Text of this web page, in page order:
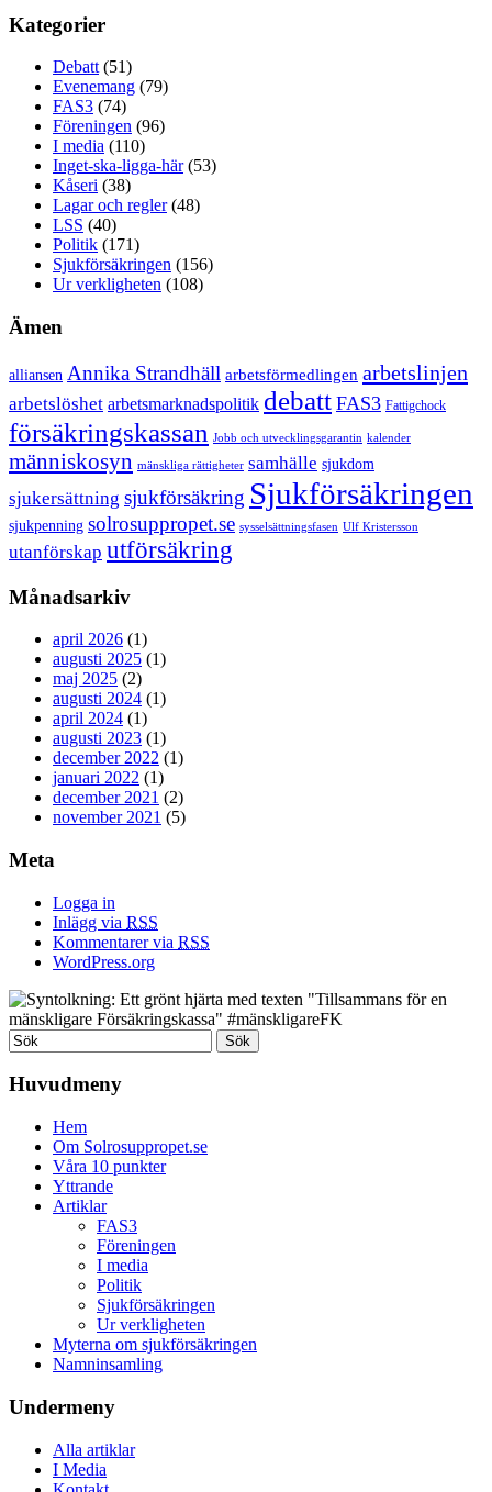
Kategorier
Debatt(51)
Evenemang (79)
FAS3 (74)
Föreningen (96)
I media (110)
Inget-ska-ligga-här(53)
Kåseri (38)
Lagar och regler(48)
LSS (40)
Politik (171)
Sjukförsäkringen (156)
Ur verkligheten (108)
Ämen
alliansen Annika Strandhäll arbetsförmedlingen arbetslinjen
arbetslöshet arbetsmarknadspolitik debatt FAS3 Fattigchock
försäkringskassan Jobb och utvecklingsgarantin kalender
människosyn mänskliga rättigheter samhälle sjukdom
sjukersättning sjukförsäkring Sjukförsäkringen
sjukpenning solrosuppropet.se sysselsättningsfasen Ulf Kristersson
utanförskap utförsäkring
Månadsarkiv
april 2026 (1)
augusti 2025 (1)
maj 2025 (2)
augusti 2024 (1)
april 2024 (1)
augusti 2023 (1)
december 2022 (1)
januari 2022 (1)
december 2021 (2)
november 2021 (5)
Meta
Logga in
Inlägg via RSS
Kommentarer via RSS
WordPress.org
Huvudmeny
Hem
Om Solrosuppropet.se
Våra 10 punkter
Yttrande
Artiklar
FAS3
Föreningen
I media
Politik
Sjukförsäkringen
Ur verkligheten
Myterna om sjukförsäkringen
Namninsamling
Undermeny
Alla artiklar
I Media